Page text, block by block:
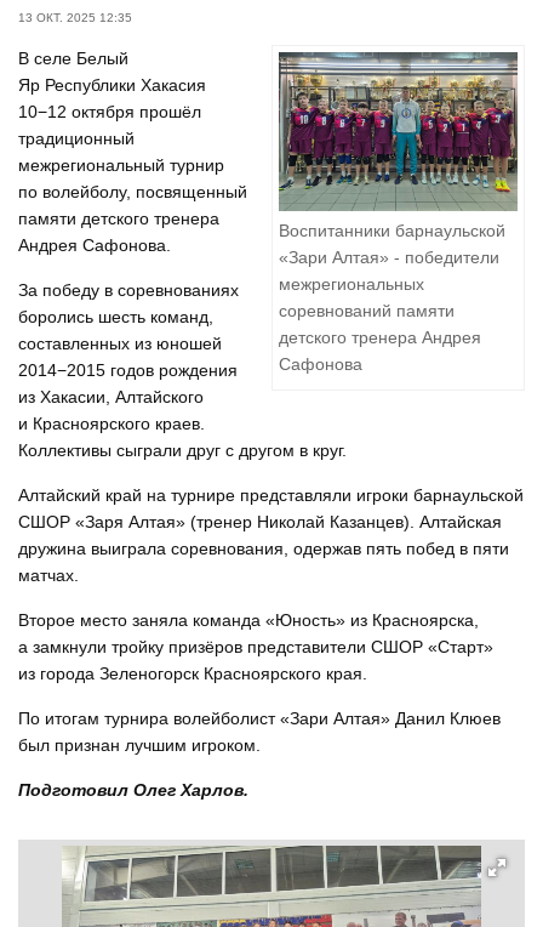
13 ОКТ. 2025 12:35
Воспитанники барнаульской
«Зари Алтая» - победители
межрегиональных
соревнований памяти
детского тренера Андрея
Сафонова
В селе Белый
Яр Республики Хакасия
10−12 октября прошёл
традиционный
межрегиональный турнир
по волейболу, посвященный
памяти детского тренера
Андрея Сафонова.
За победу в соревнованиях
боролись шесть команд,
составленных из юношей
2014−2015 годов рождения
из Хакасии, Алтайского
и Красноярского краев.
Коллективы сыграли друг с другом в круг.
Алтайский край на турнире представляли игроки барнаульской
СШОР «Заря Алтая» (тренер Николай Казанцев). Алтайская
дружина выиграла соревнования, одержав пять побед в пяти
матчах.
Второе место заняла команда «Юность» из Красноярска,
а замкнули тройку призёров представители СШОР «Старт»
из города Зеленогорск Красноярского края.
По итогам турнира волейболист «Зари Алтая» Данил Клюев
был признан лучшим игроком.
Подготовил Олег Харлов.